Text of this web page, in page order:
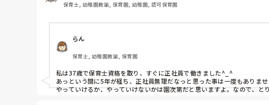
保育士, 幼稚園教諭, 保育園, 幼稚園, 認可保育園
らん
保育士, 幼稚園教諭, 保育園
私は37歳で保育士資格を取り、すぐに正社員で働きました^_^
あっという間に5年が経ち、正社員無理だなっと思った事は一度もありませ
やっていけるか、やっていけないかは園次第だと思いますよ。なので、